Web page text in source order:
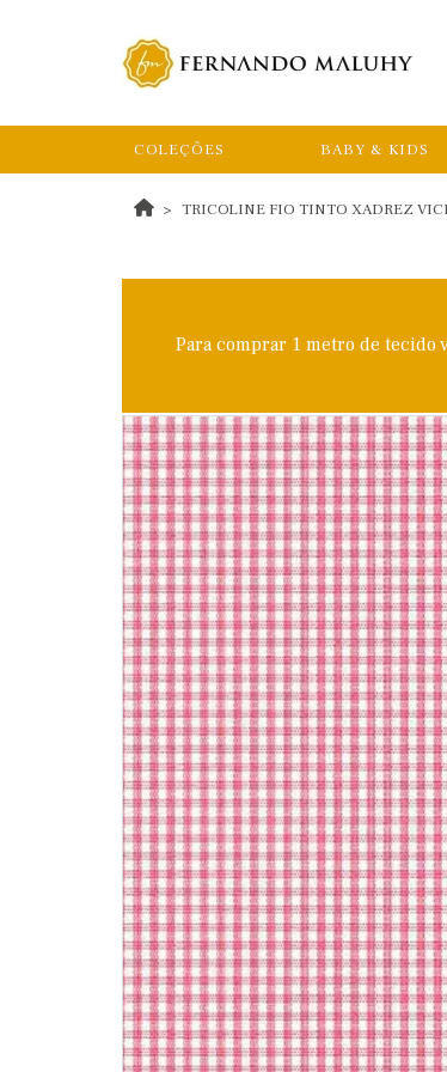
COLEÇÕES BABY & KIDS
TRICOLINE FIO TINTO XADREZ
Para comprar 1 metro de